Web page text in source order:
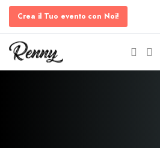
Crea il Tuo evento con Noi!